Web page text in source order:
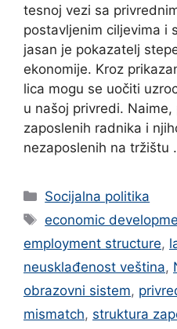
tesnoj vezi sa
postavljenim ciljevima i
jasan je pokazatelj
ekonomije. Kroz
lica mogu se uočiti
u našoj privredi.
zaposlenih radnika i
nezaposlenih na tržištu
Categories
Socijalna politika
Tags
economic
employment structure,
neusklađenost veština,
obrazovni sistem,
mismatch, struktura